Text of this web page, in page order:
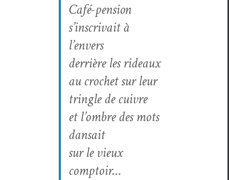
Café-pen­sion
s’inscrivait à
l’envers
der­rière les rideaux
au cro­chet sur leur
tringle de cuivre
et l’ombre des mots
dansait
sur le vieux
comptoir…